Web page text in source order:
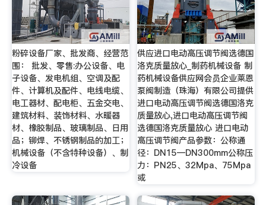
粉碎设备厂家、批发商、经营范
围： 批发、零售:办公设备、电
子设备、发电机组、空调及配
件、计算机及配件、电线电缆、
电工器材、配电柜、五金交电、
建筑材料、装饰材料、水暖器
材、橡胶制品、玻璃制品、日用
品；铆焊、不锈钢制品的加工；
机械设备（不含特种设备）、制
冷设备
供应进口电动高压调节阀选德国
洛克质量放心_制药机械设备 制
药机械设备供应网会员企业莱恩
泵阀制造（珠海）有限公司提供
进口电动高压调节阀选德国洛克
质量放心,进口电动高压调节阀
选德国洛克质量放心 进口电动
高压调节阀产品参数：公称通
径：DN15—DN300mm公称压
力：PN25、32Mpa、75Mpa
或